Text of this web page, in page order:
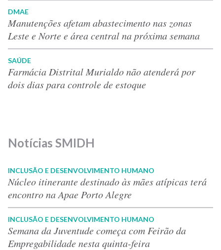
DMAE
Manutenções afetam abastecimento nas zonas
Leste e Norte e área central na próxima semana
SAÚDE
Farmácia Distrital Murialdo não atenderá por
dois dias para controle de estoque
Notícias SMIDH
INCLUSÃO E DESENVOLVIMENTO HUMANO
Núcleo itinerante destinado às mães atípicas terá
encontro na Apae Porto Alegre
INCLUSÃO E DESENVOLVIMENTO HUMANO
Semana da Juventude começa com Feirão da
Empregabilidade nesta quinta-feira